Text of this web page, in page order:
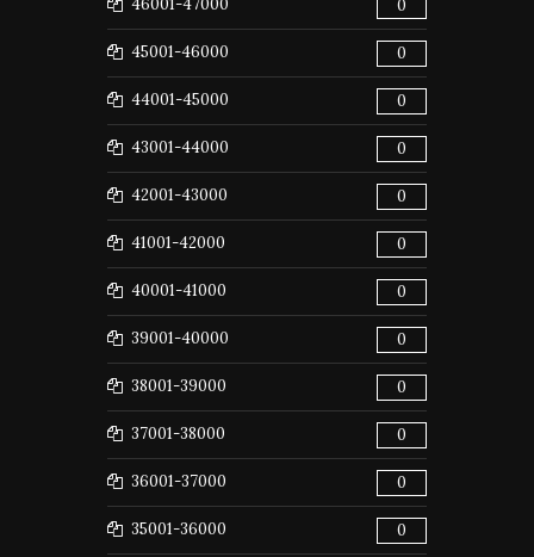
46001-47000 0
45001-46000 0
44001-45000 0
43001-44000 0
42001-43000 0
41001-42000 0
40001-41000 0
39001-40000 0
38001-39000 0
37001-38000 0
36001-37000 0
35001-36000 0